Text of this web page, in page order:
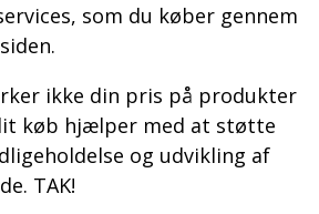
som du køber gennem
ikke din pris på produkter
køb hjælper med at støtte
og udvikling af
TAK!